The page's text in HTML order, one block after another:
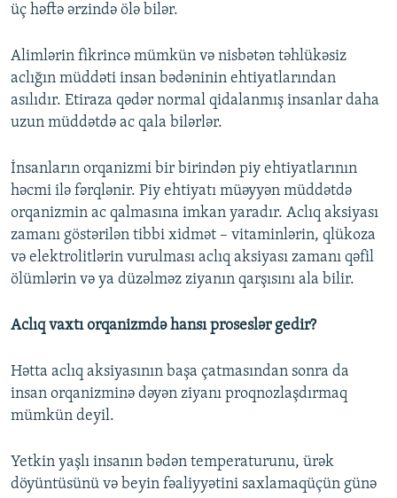
üç həftə ərzində ölə bilər.
Alimlərin fikrincə mümkün və nisbətən təhlükəsiz
aclığın müddəti insan bədəninin ehtiyatlarından
asılıdır. Etiraza qədər normal qidalanmış insanlar daha
uzun müddətdə ac qala bilərlər.
İnsanların orqanizmi bir birindən piy ehtiyatlarının
həcmi ilə fərqlənir. Piy ehtiyatı müəyyən müddətdə
orqanizmin ac qalmasına imkan yaradır. Aclıq aksiyası
zamanı göstərilən tibbi xidmət – vitaminlərin, qlükoza
və elektrolitlərin vurulması aclıq aksiyası zamanı qəfil
ölümlərin və ya düzəlməz ziyanın qarşısını ala bilir.
Aclıq vaxtı orqanizmdə hansı proseslər gedir?
Hətta aclıq aksiyasının başa çatmasından sonra da
insan orqanizminə dəyən ziyanı proqnozlaşdırmaq
mümkün deyil.
Yetkin yaşlı insanın bədən temperaturunu, ürək
döyüntüsünü və beyin fəaliyyətini saxlamaqüçün günə